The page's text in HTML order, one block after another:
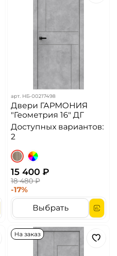
арт. НБ-00217498
Двери ГАРМОНИЯ
"Геометрия 16" ДГ
Доступных вариантов:
2
15 400 ₽
18 480 ₽
-17%
Выбрать
На заказ